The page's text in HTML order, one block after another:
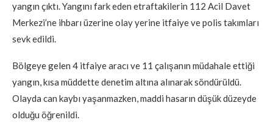
yangın çıktı. Yangını fark eden etraftakilerin 112 Acil Davet
Merkezi’ne ihbarı üzerine olay yerine itfaiye ve polis takımları
sevk edildi.
Bölgeye gelen 4 itfaiye aracı ve 11 çalışanın müdahale ettiği
yangın, kısa müddette denetim altına alınarak söndürüldü.
Olayda can kaybı yaşanmazken, maddi hasarın düşük düzeyde
olduğu öğrenildi.